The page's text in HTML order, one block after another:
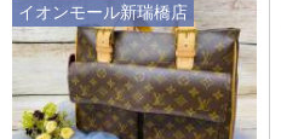
イオンモール新瑞橋店